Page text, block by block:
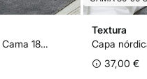
Capa nórdica algodão percal. Cama 180-200 cm.
Textura
37,00 €